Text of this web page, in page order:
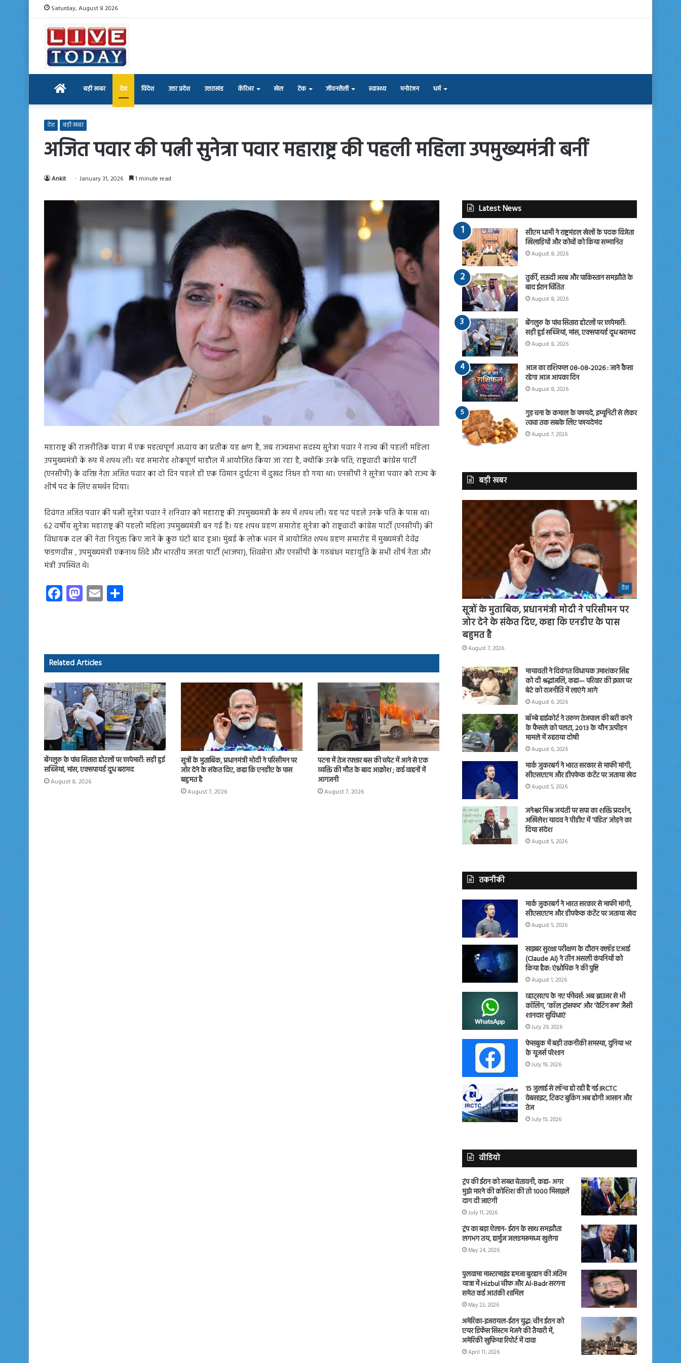
Saturday, August 8 2026
Home बड़ी खबर देश विदेश उत्तर प्रदेश उत्तराखंड कॅरिअर खेल टेक जीवनशैली स्वास्थ्य मनोरंजन धर्म
देश बड़ी खबर
अजित पवार की पत्नी सुनेत्रा पवार महाराष्ट्र की पहली महिला उपमुख्यमंत्री बनीं
Ankit January 31, 2026 1 minute read
महाराष्ट्र की राजनीतिक यात्रा में एक महत्वपूर्ण अध्याय का प्रतीक यह क्षण है, जब राज्यसभा सदस्य सुनेत्रा पवार ने राज्य की पहली महिला
उपमुख्यमंत्री के रूप में शपथ ली। यह समारोह शोकपूर्ण माहौल में आयोजित किया जा रहा है, क्योंकि उनके पति, राष्ट्रवादी कांग्रेस पार्टी
(एनसीपी) के वरिष्ठ नेता अजित पवार का दो दिन पहले ही एक विमान दुर्घटना में दुखद निधन हो गया था। एनसीपी ने सुनेत्रा पवार को राज्य के
शीर्ष पद के लिए समर्थन दिया।
दिवंगत अजित पवार की पत्नी सुनेत्रा पवार ने शनिवार को महाराष्ट्र की उपमुख्यमंत्री के रूप में शपथ ली। यह पद पहले उनके पति के पास था।
62 वर्षीय सुनेत्रा महाराष्ट्र की पहली महिला उपमुख्यमंत्री बन गई हैं। यह शपथ ग्रहण समारोह सुनेत्रा को राष्ट्रवादी कांग्रेस पार्टी (एनसीपी) की
विधायक दल की नेता नियुक्त किए जाने के कुछ घंटों बाद हुआ। मुंबई के लोक भवन में आयोजित शपथ ग्रहण समारोह में मुख्यमंत्री देवेंद्र
फडणवीस , उपमुख्यमंत्री एकनाथ शिंदे और भारतीय जनता पार्टी (भाजपा), शिवसेना और एनसीपी के गठबंधन महायुति के सभी शीर्ष नेता और
मंत्री उपस्थित थे।
Fa
ce
ok
M
as
o
n
E
m
Related Articles
बेंगलुरु के पांच सितारा होटलों पर छापेमारी: सड़ी हुई
सब्जियां, मांस, एक्सपायर्ड दूध बरामद
August 8, 2026
सूत्रों के मुताबिक, प्रधानमंत्री मोदी ने परिसीमन पर
जोर देने के संकेत दिए, कहा कि एनडीए के पास
बहुमत है
August 7, 2026
पटना में तेज रफ्तार बस की चपेट में आने से एक
व्यक्ति की मौत के बाद आक्रोश ; कई वाहनों में
आगजनी
August 7, 2026
Latest News
सीएम धामी ने राष्ट्रमंडल खेलों के पदक विजेता
खिलाड़ियों और कोचों को किया सम्मानित
August 8, 2026
तुर्की, सऊदी अरब और पाकिस्तान समझौते के
बाद ईरान चिंतित
August 8, 2026
बेंगलुरु के पांच सितारा होटलों पर छापेमारी:
सड़ी हुई सब्जियां, मांस, एक्सपायर्ड दूध बरामद
August 8, 2026
आज का राशिफल 08-08-2026 : जाने कैसा
रहेगा आज आपका दिन
August 8, 2026
गुड़ चना के कमाल के फायदे, इम्यूनिटी से लेकर
त्वचा तक सबके लिए फायदेमंद
August 7, 2026
बड़ी खबर
देश
सूत्रों के मुताबिक, प्रधानमंत्री मोदी ने परिसीमन पर
जोर देने के संकेत दिए, कहा कि एनडीए के पास
बहुमत है
August 7, 2026
मायावती ने दिवंगत विधायक उमाशंकर सिंह
को दी श्रद्धांजलि, कहा— परिवार की इच्छा पर
बेटे को राजनीति में लाएंगे आगे
August 6, 2026
बॉम्बे हाईकोर्ट ने तरुण तेजपाल की बरी करने
के फैसले को पलटा, 2013 के यौन उत्पीड़न
मामले में ठहराया दोषी
August 6, 2026
मार्क जुकरबर्ग ने भारत सरकार से माफी मांगी,
सीएसएएम और डीपफेक कंटेंट पर जताया खेद
August 5, 2026
जनेश्वर मिश्र जयंती पर सपा का शक्ति प्रदर्शन,
अखिलेश यादव ने पीडीए में ‘पंडित’ जोड़ने का
दिया संदेश
August 5, 2026
तकनीकी
मार्क जुकरबर्ग ने भारत सरकार से माफी मांगी,
सीएसएएम और डीपफेक कंटेंट पर जताया खेद
August 5, 2026
साइबर सुरक्षा परीक्षण के दौरान क्लॉड एआई
(Claude AI) ने तीन असली कंपनियों को
किया हैक: एंथ्रोपिक ने की पुष्टि
August 1, 2026
व्हाट्सएप के नए फीचर्स: अब ब्राउजर से भी
कॉलिंग, ‘कॉल ट्रांसफर’ और ‘वेटिंग रूम’ जैसी
शानदार सुविधाएं
July 29, 2026
फेसबुक में बड़ी तकनीकी समस्या, दुनिया भर
के यूजर्स परेशान
July 19, 2026
15 जुलाई से लॉन्च हो रही है नई IRCTC
वेबसाइट, टिकट बुकिंग अब होगी आसान और
तेज
July 15, 2026
वीडियो
ट्रंप की ईरान को सख्त चेतावनी, कहा- अगर
मुझे मारने की कोशिश की तो 1000 मिसाइलें
दाग दी जाएंगी
July 11, 2026
ट्रंप का बड़ा ऐलान- ईरान के साथ समझौता
लगभग तय, हार्मुज जलडमरूमध्य खुलेगा
May 24, 2026
पुलवामा मास्टरमाइंड हमजा बुरहान की अंतिम
यात्रा में Hizbul चीफ और Al-Badr सरगना
समेत कई आतंकी शामिल
May 23, 2026
अमेरिका-इजरायल-ईरान युद्ध: चीन ईरान को
एयर डिफेंस सिस्टम भेजने की तैयारी में,
अमेरिकी खुफिया रिपोर्ट में दावा
April 11, 2026